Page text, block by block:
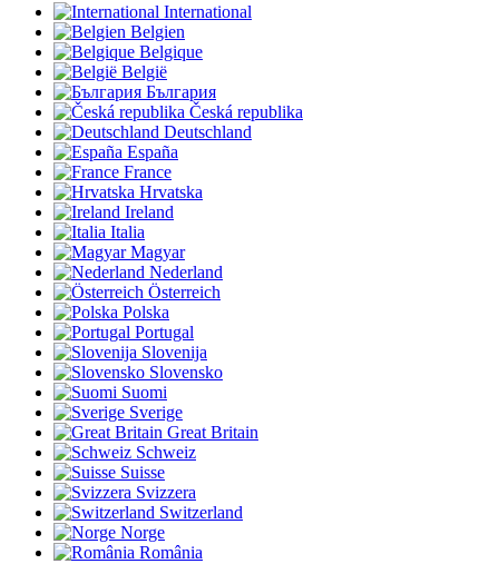
International
Belgien
Belgique
België
България
Česká republika
Deutschland
España
France
Hrvatska
Ireland
Italia
Magyar
Nederland
Österreich
Polska
Portugal
Slovenija
Slovensko
Suomi
Sverige
Great Britain
Schweiz
Suisse
Svizzera
Switzerland
Norge
România